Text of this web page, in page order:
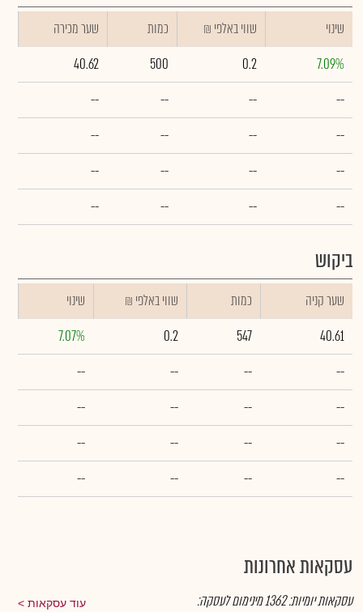
שינוי ₪ שווי באלפי כמות
שער מכירה
7.09%
0.2
500
40.62
--
--
--
--
--
--
--
--
--
--
--
--
--
--
--
--
ביקוש
שער קניה כמות ₪ שווי באלפי
שינוי
40.61
547
0.2
7.07%
--
--
--
--
--
--
--
--
--
--
--
--
--
--
--
--
עסקאות אחרונות
עוד עסקאות עסקאות יומיות:1362מינימום לעסקה: